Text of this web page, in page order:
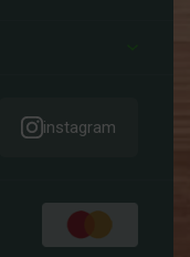
instagram